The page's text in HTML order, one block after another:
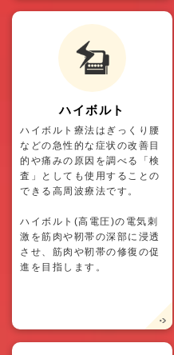
ハイボルト
ハイボルト療法はぎっくり腰
などの急性的な症状の改善目
的や痛みの原因を調べる「検
査」としても使用することの
できる高周波療法です。
ハイボルト(高電圧)の電気刺
激を筋肉や靭帯の深部に浸透
させ、筋肉や靭帯の修復の促
進を目指します。